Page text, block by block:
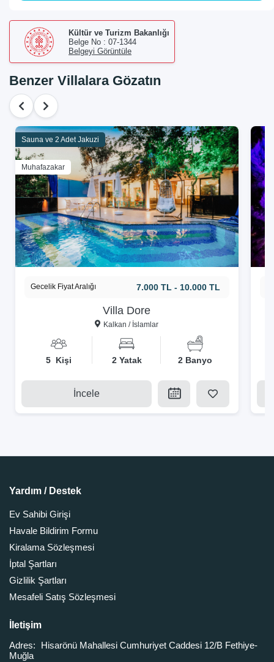
Kültür ve Turizm Bakanlığı
Belge No : 07-1344
Belgeyi Görüntüle
Benzer Villalara Gözatın
Sauna ve 2 Adet Jakuzi
Muhafazakar
Villa Dore
Kalkan / İslamlar
Gecelik Fiyat Aralığı 7.000 TL - 10.000 TL
5 Kişi 2 Yatak 2 Banyo
İncele
Yardım / Destek
Ev Sahibi Girişi
Havale Bildirim Formu
Kiralama Sözleşmesi
İptal Şartları
Gizlilik Şartları
Mesafeli Satış Sözleşmesi
İletişim
Adres:
Hisarönü Mahallesi Cumhuriyet Caddesi 12/B Fethiye-
Muğla